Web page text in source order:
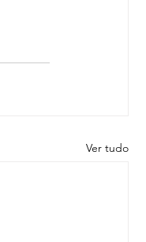
Ver tudo